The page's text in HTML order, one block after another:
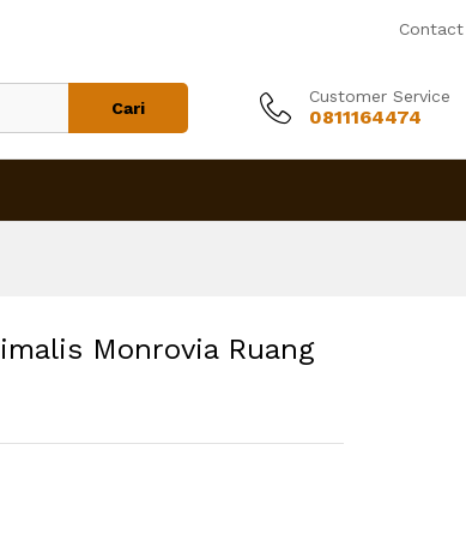
Contact
Cari
Customer Service
0811164474
Monrovia Ruang